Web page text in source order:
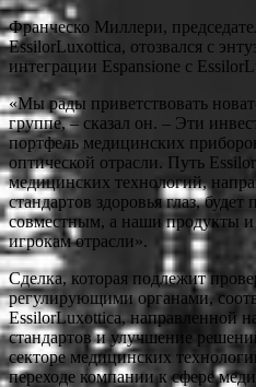
Франческо Миллери,
EssilorLuxottica, отозвался с
интеграции Espansione с
«Мы рады приветствовать
группе, – сказал он. – Эти
портфель медицинских
оптической отрасли. Путь
медицинских технологий,
стандартов здоровья глаз,
совместным, а наши продукты и
игрокам отрасли».
Сделка, которая подлежит
регулирующими органами,
EssilorLuxottica, направленной
стандартов и улучшение
секторе медицинских
переходе компании к сфере